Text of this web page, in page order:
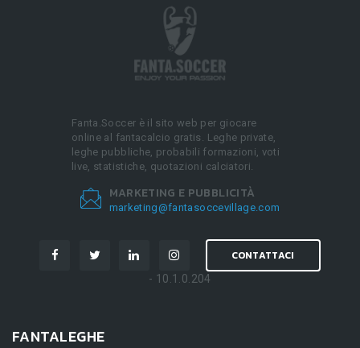
Fanta.Soccer è il sito web per giocare
online al fantacalcio gratis. Leghe private,
leghe pubbliche, probabili formazioni, voti
live, statistiche, quotazioni calciatori.
MARKETING E PUBBLICITÀ
marketing@fantasoccevillage.com
CONTATTACI
- 10.1.0.204
FANTALEGHE